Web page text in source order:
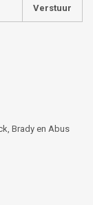
Verstuur
Brady en Abus